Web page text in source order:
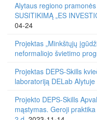
Alytaus regiono
SUSITIKIMĄ „ES
04-24
Projektas „Minkštųjų
neformaliojo švietimo
Projektas DEPS-Skills
laboratoriją DELab Alytuje
Projekto DEPS-Skills
mąstymas. Geroji